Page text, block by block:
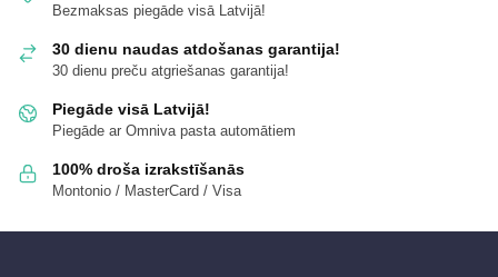
Bezmaksas piegāde visā Latvijā!
30 dienu naudas atdošanas garantija!
30 dienu preču atgriešanas garantija!
Piegāde visā Latvijā!
Piegāde ar Omniva pasta automātiem
100% droša izrakstīšanās
Montonio / MasterCard / Visa